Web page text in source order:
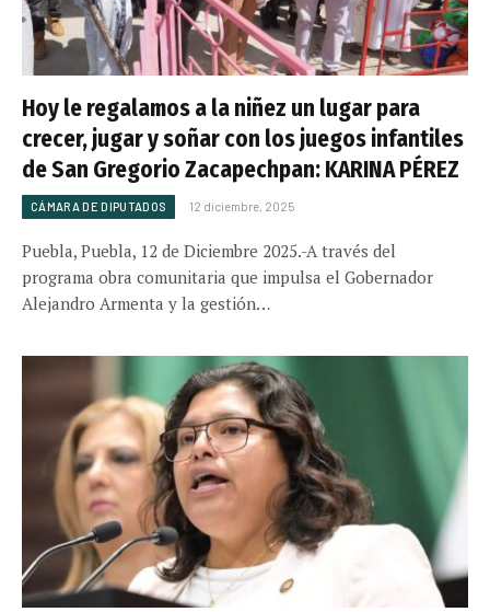
Hoy le regalamos a la niñez un lugar para
crecer, jugar y soñar con los juegos infantiles
de San Gregorio Zacapechpan: KARINA PÉREZ
CÁMARA DE DIPUTADOS 12 diciembre, 2025
Puebla, Puebla, 12 de Diciembre 2025.-A través del
programa obra comunitaria que impulsa el Gobernador
Alejandro Armenta y la gestión…